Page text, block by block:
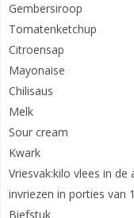
Gembersiroop
Tomatenketchup
Citroensap
Mayonaise
Chilisaus
Melk
Sour cream
Kwark
Vriesvak:kilo vlees in
invriezen in porties van
Biefstuk